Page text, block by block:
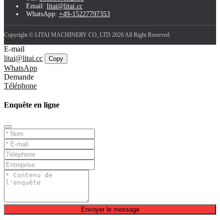
Email: litai@litai.cc
WhatsApp: +49-15227797353
Copyright © LITAI MACHINERY CO, LTD 2026 All Right Reserved
E-mail
litai@litai.cc
Copy
WhatsApp
Demande
Téléphone
Enquête en ligne
Envoyer le message